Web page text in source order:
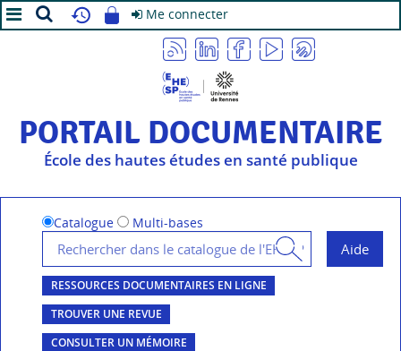
Me connecter
PORTAIL DOCUMENTAIRE
École des hautes études en santé publique
Catalogue Multi-bases
RESSOURCES DOCUMENTAIRES EN LIGNE
TROUVER UNE REVUE
CONSULTER UN MÉMOIRE